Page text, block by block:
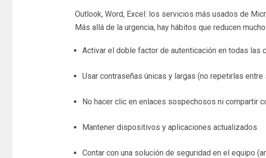
Outlook, Word, Excel: los servicios más usados de
Más allá de la urgencia, hay hábitos que reducen
Activar el doble factor de autenticación en todas las
Usar contraseñas únicas y largas (no repetirlas entre
No hacer clic en enlaces sospechosos ni compartir
Mantener dispositivos y aplicaciones actualizados.
Contar con una solución de seguridad en el equipo